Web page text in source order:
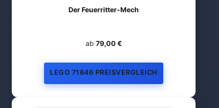
Der Feuerritter-Mech
ab 79,00 €
LEGO 71846 PREISVERGLEICH